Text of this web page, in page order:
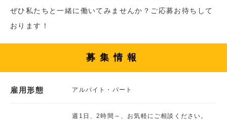
ぜひ私たちと一緒に働いてみませんか？ご応募お待ちして
おります！
募集情報
雇用形態 アルバイト・パート
週1日、2時間～、お気軽にご相談ください。